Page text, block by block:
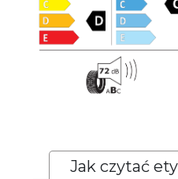
Jak czytać